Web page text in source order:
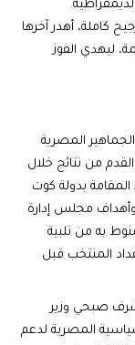
المباراة، بعد 9 ركلات ترجيح كاملة، أهدر آخرها
ليهدي الفوز
الجماهير المصرية
من نتائج خلال
مشاركته في بطولة كأس الأمم الإفريقية 2023 المقامة بدولة كوت
مجلس إدارة
به من تلبية
المنتخب قبل
صبحي وزير
المصرية لدعم